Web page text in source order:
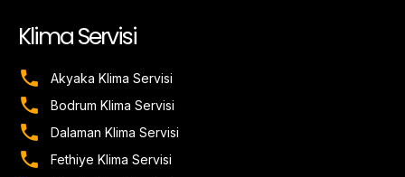
Klima Servisi
Akyaka Klima Servisi
Bodrum Klima Servisi
Dalaman Klima Servisi
Fethiye Klima Servisi